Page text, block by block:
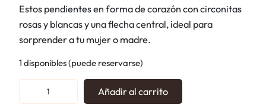
Estos pendientes en forma de corazón con circonitas
rosas y blancas y una flecha central, ideal para
sorprender a tu mujer o madre.
1 disponibles (puede reservarse)
e
Añadir al carrito